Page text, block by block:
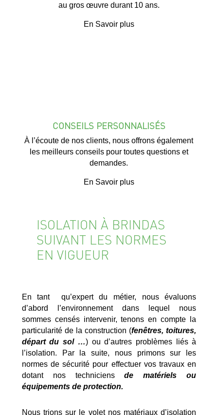
au gros œuvre durant 10 ans.
En Savoir plus
CONSEILS PERSONNALISÉS
À l’écoute de nos clients, nous offrons également
les meilleurs conseils pour toutes questions et
demandes.
En Savoir plus
ISOLATION À BRINDAS
SUIVANT LES NORMES
EN VIGUEUR
En tant qu’expert du métier, nous évaluons
d’abord l’environnement dans lequel nous
sommes censés intervenir, tenons en compte la
particularité de la construction (fenêtres, toitures,
départ du sol …) ou d’autres problèmes liés à
l’isolation. Par la suite, nous primons sur les
normes de sécurité pour effectuer vos travaux en
dotant nos techniciensde matériels ou
équipements de protection.
Nous trions sur le volet nos matériaux d’isolation